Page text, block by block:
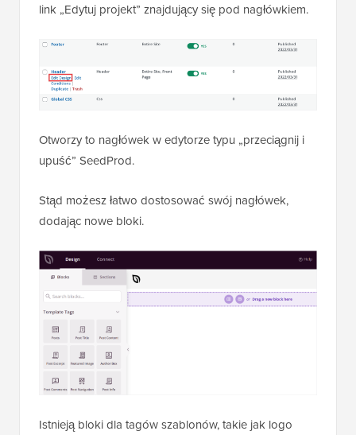
link „Edytuj projekt” znajdujący się pod nagłówkiem.
Otworzy to nagłówek w edytorze typu „przeciągnij i
upuść” SeedProd.
Stąd możesz łatwo dostosować swój nagłówek,
dodając nowe bloki.
Istnieją bloki dla tagów szablonów, takie jak logo